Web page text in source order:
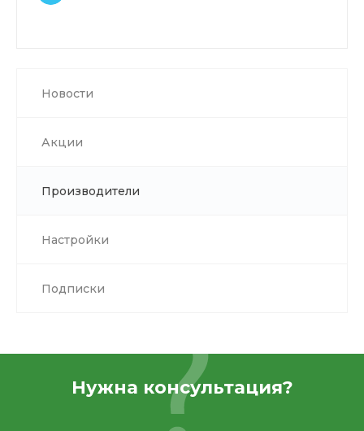
Новости
Акции
Производители
Настройки
Подписки
Нужна консультация?